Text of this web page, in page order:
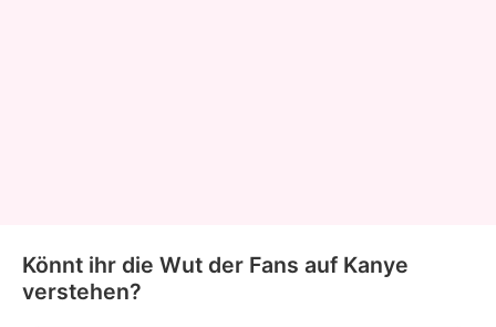
Könnt ihr die Wut der Fans auf Kanye
verstehen?